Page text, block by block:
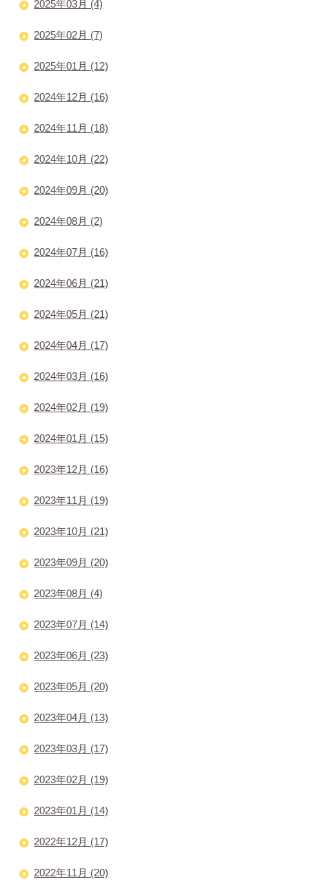
2025年03月 (4)
2025年02月 (7)
2025年01月 (12)
2024年12月 (16)
2024年11月 (18)
2024年10月 (22)
2024年09月 (20)
2024年08月 (2)
2024年07月 (16)
2024年06月 (21)
2024年05月 (21)
2024年04月 (17)
2024年03月 (16)
2024年02月 (19)
2024年01月 (15)
2023年12月 (16)
2023年11月 (19)
2023年10月 (21)
2023年09月 (20)
2023年08月 (4)
2023年07月 (14)
2023年06月 (23)
2023年05月 (20)
2023年04月 (13)
2023年03月 (17)
2023年02月 (19)
2023年01月 (14)
2022年12月 (17)
2022年11月 (20)